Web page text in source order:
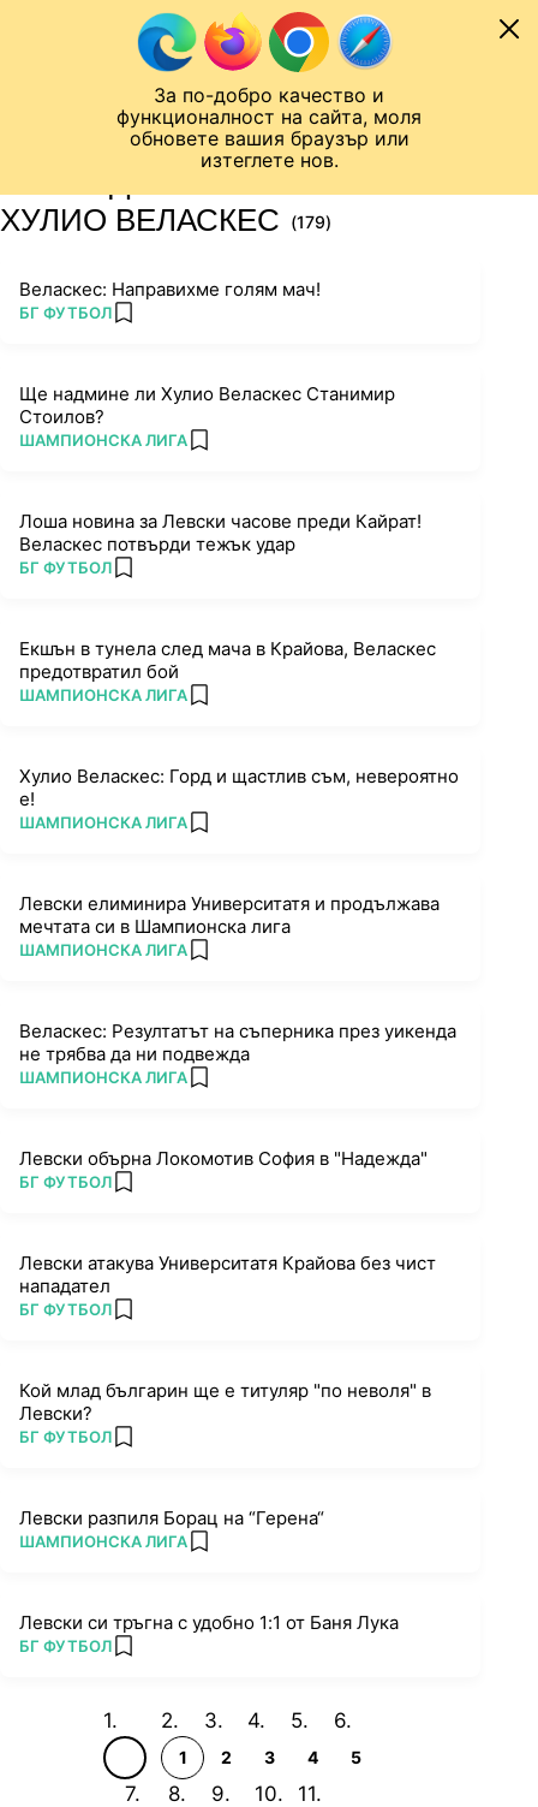
За по-добро качество и
функционалност на сайта, моля
обновете вашия браузър или
изтеглете нов.
Към съдържанието
Лига на Конференциите
ХУЛИО ВЕЛАСКЕС
(179)
Веласкес: Направихме голям мач!
ПОВЕЧЕ ОТ
БГ ФУТБОЛ add favorites
Ще надмине ли Хулио Веласкес Станимир
Стоилов?
ПОВЕЧЕ ОТ
ШАМПИОНСКА ЛИГА add favorites
Лоша новина за Левски часове преди Кайрат!
Веласкес потвърди тежък удар
ПОВЕЧЕ ОТ
БГ ФУТБОЛ add favorites
Екшън в тунела след мача в Крайова, Веласкес
предотвратил бой
ПОВЕЧЕ ОТ
ШАМПИОНСКА ЛИГА add favorites
Хулио Веласкес: Горд и щастлив съм, невероятно
е!
ПОВЕЧЕ ОТ
ШАМПИОНСКА ЛИГА add favorites
Левски елиминира Университатя и продължава
мечтата си в Шампионска лига
ПОВЕЧЕ ОТ
ШАМПИОНСКА ЛИГА add favorites
Веласкес: Резултатът на съперника през уикенда
не трябва да ни подвежда
ПОВЕЧЕ ОТ
ШАМПИОНСКА ЛИГА add favorites
Левски обърна Локомотив София в "Надежда"
ПОВЕЧЕ ОТ
БГ ФУТБОЛ add favorites
Левски атакува Университатя Крайова без чист
нападател
ПОВЕЧЕ ОТ
БГ ФУТБОЛ add favorites
Кой млад българин ще е титуляр "по неволя" в
Левски?
ПОВЕЧЕ ОТ
БГ ФУТБОЛ add favorites
Левски разпиля Борац на “Герена“
ПОВЕЧЕ ОТ
ШАМПИОНСКА ЛИГА add favorites
Левски си тръгна с удобно 1:1 от Баня Лука
ПОВЕЧЕ ОТ
БГ ФУТБОЛ add favorites
1 2 3 4 5